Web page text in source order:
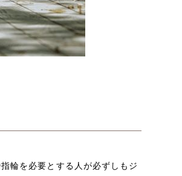
輪を必要とする人が必ずしもジ